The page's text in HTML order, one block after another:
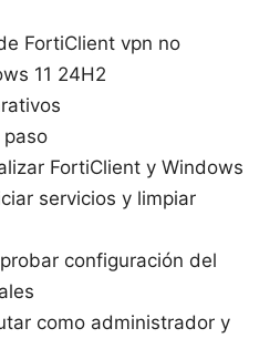
FortiClient vpn no
11 24H2
paso
FortiClient y Windows
servicios y limpiar
configuración del
como administrador y